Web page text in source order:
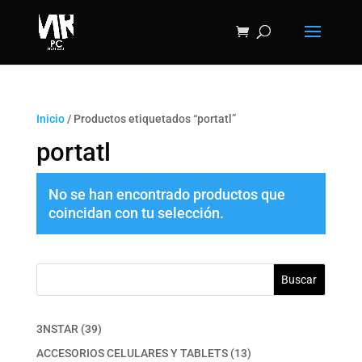
Inicio/ Productos etiquetados “portatl”
portatl
No se han encontrado productos que
coincidan con tu selección.
Buscar
3NSTAR 3939
productos
ACCESORIOS CELULARES Y TABLETS 1313